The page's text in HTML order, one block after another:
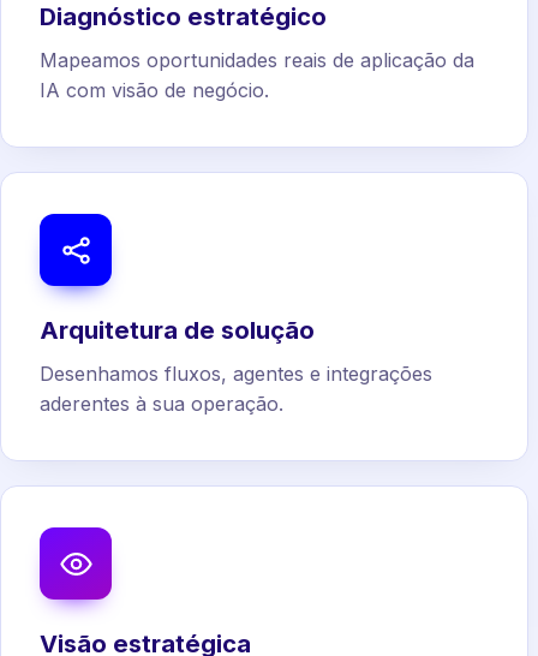
Diagnóstico estratégico
Mapeamos oportunidades reais de aplicação da
IA com visão de negócio.
Arquitetura de solução
Desenhamos fluxos, agentes e integrações
aderentes à sua operação.
Visão estratégica